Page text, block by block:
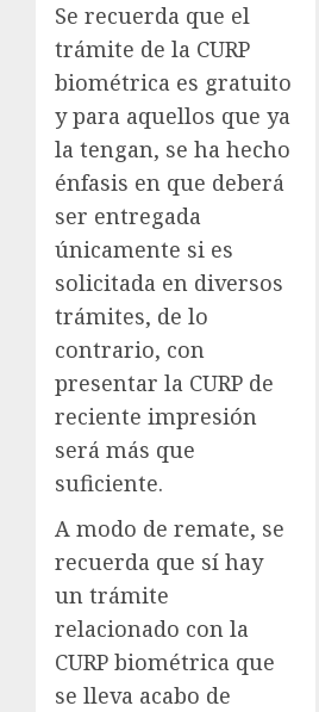
Se recuerda que el
trámite de la CURP
biométrica es gratuito
y para aquellos que ya
la tengan, se ha hecho
énfasis en que deberá
ser entregada
únicamente si es
solicitada en diversos
trámites, de lo
contrario, con
presentar la CURP de
reciente impresión
será más que
suficiente.
A modo de remate, se
recuerda que sí hay
un trámite
relacionado con la
CURP biométrica que
se lleva acabo de